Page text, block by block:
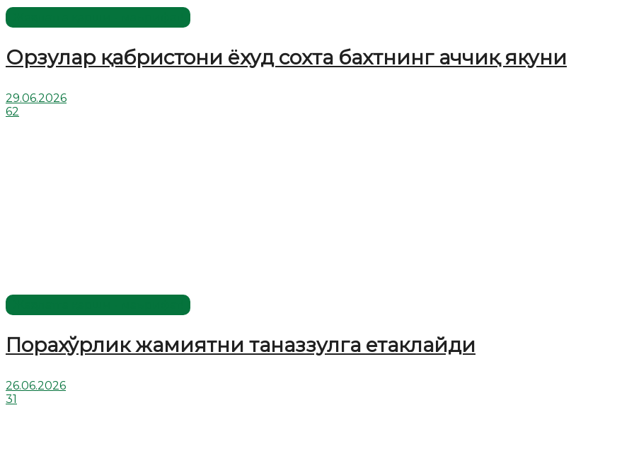
Орзулар қабристони ёхуд сохта бахтнинг аччиқ якуни
29.06.2026
62
Порахўрлик жамиятни таназзулга етаклайди
26.06.2026
31